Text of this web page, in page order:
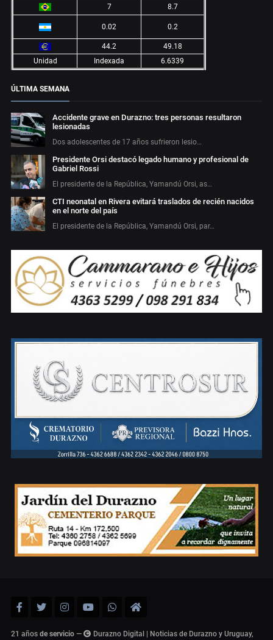
7 8.7
0.02 0.2
44.2
49.18
Unidad
Indexada 6.6339
ÚLTIMA SEMANA
Accidente grave en Durazno: tres personas resultaron
lesionadas
Dos adolescentes de 17 años sufrieron lesio…
Presidente Orsi destacó legado humano y profesional de
Gabriel Rossi
El presidente de la República, Yamandú Orsi, as…
CTI neonatal en Rivera evitará traslados de recién nacidos
en el norte del país
El presidente de la República, Yamandú Orsi, par…
21 años de servicio — Durazno Digital | Noticias de Durazno y Uruguay,